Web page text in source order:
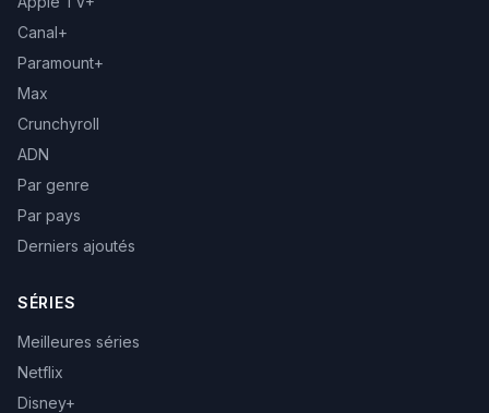
Canal+
Paramount+
Max
Crunchyroll
ADN
Par genre
Par pays
Derniers ajoutés
SÉRIES
Meilleures séries
Netflix
Disney+